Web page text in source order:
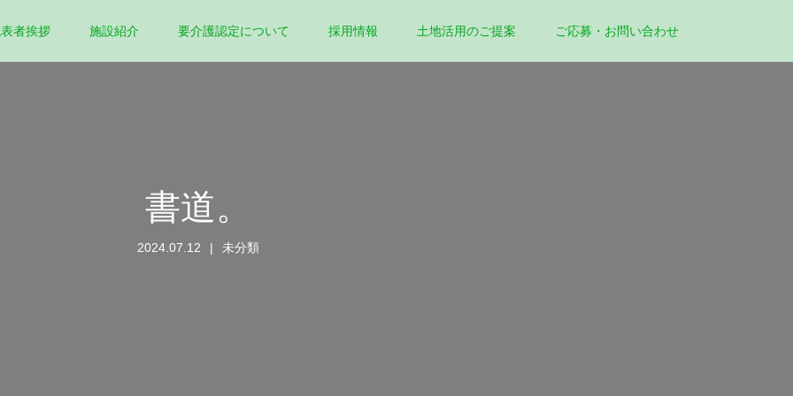
者挨拶 施設紹介 要介護認定について 採用情報 土地活用のご提案 ご応募・お問い合わせ
書道。
2024.07.12 未分類